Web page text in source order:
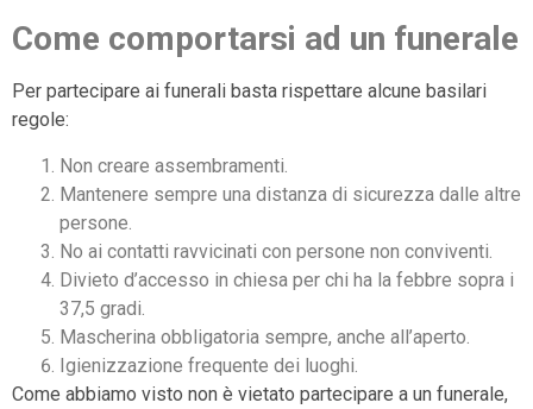
Come comportarsi ad un funerale
Per partecipare ai funerali basta rispettare alcune basilari
regole:
Non creare assembramenti.
Mantenere sempre una distanza di sicurezza dalle altre
persone.
No ai contatti ravvicinati con persone non conviventi.
Divieto d’accesso in chiesa per chi ha la febbre sopra i
37,5 gradi.
Mascherina obbligatoria sempre, anche all’aperto.
Igienizzazione frequente dei luoghi.
Come abbiamo visto non è vietato partecipare a un funerale,